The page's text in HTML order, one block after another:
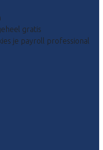
gratis
je payroll professional